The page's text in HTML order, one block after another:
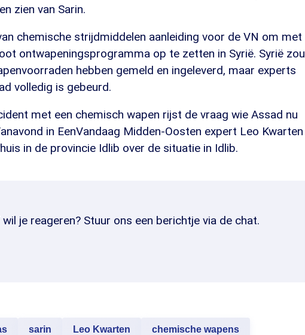
zien van Sarin.
chemische strijdmiddelen aanleiding voor de VN om met
ontwapeningsprogramma op te zetten in Syrië. Syrië zou
hebben gemeld en ingeleverd, maar experts
volledig is gebeurd.
met een chemisch wapen rijst de vraag wie Assad nu
in EenVandaag Midden-Oosten expert Leo Kwarten
in de provincie Idlib over de situatie in Idlib.
je reageren? Stuur ons een berichtje via de chat.
sarin Leo Kwarten chemische wapens